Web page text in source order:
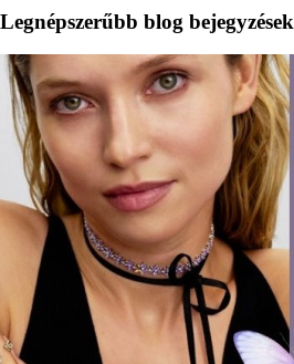
Legnépszerűbb blog bejegyzések